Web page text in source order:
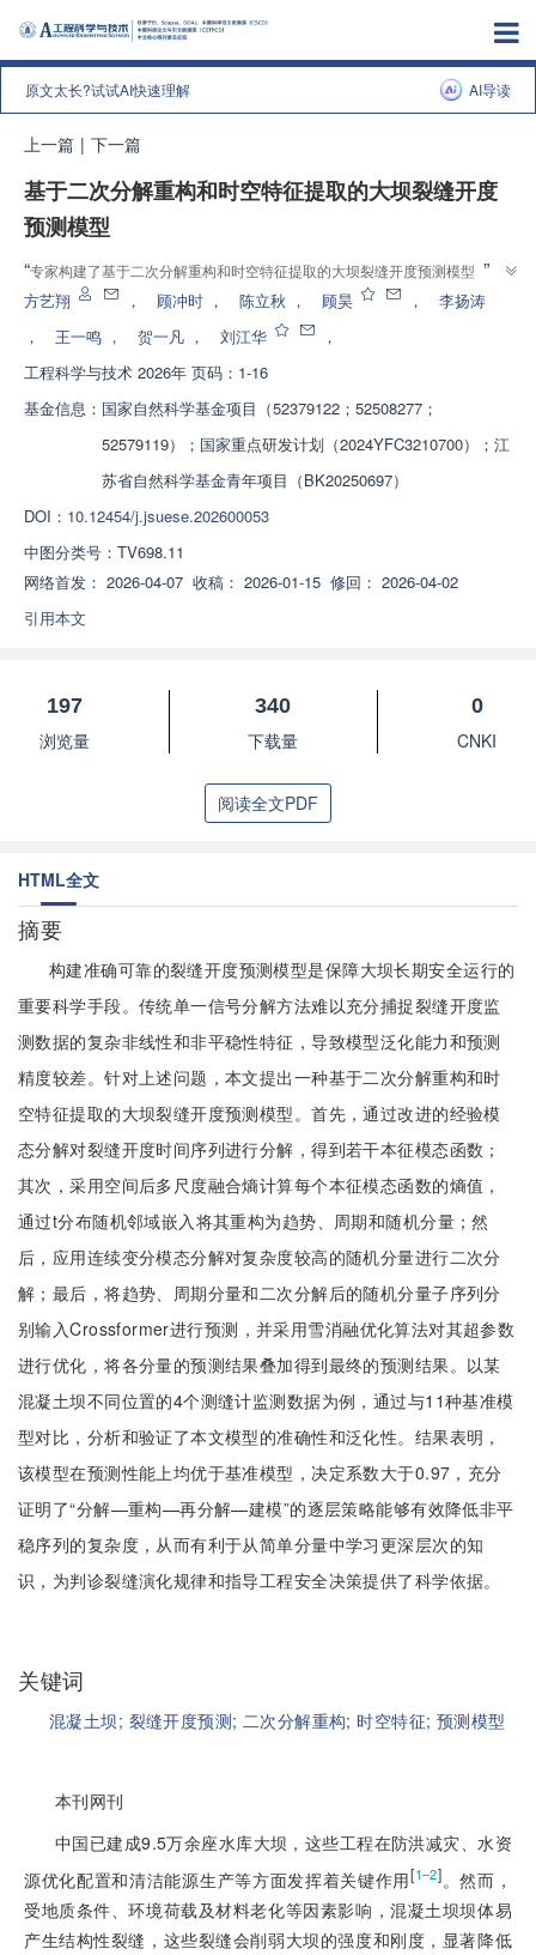
原文太长?试试AI快速理解 AI导读
上一篇 | 下一篇
基于二次分解重构和时空特征提取的大坝裂缝开度
预测模型
“专家构建了基于二次分解重构和时空特征提取的大坝裂缝开度预测模型，为
保障大坝长期安全运行提供科学依据。”
”
方艺翔 ， 顾冲时 ， 陈立秋 ， 顾昊 ，
李扬涛
，
王一鸣 ， 贺一凡 ， 刘江华
，
工程科学与技术 2026年 页码：1-16
基金信息： 国家自然科学基金项目（52379122；52508277；
52579119）；国家重点研发计划（2024YFC3210700）；江
苏省自然科学基金青年项目（BK20250697）
DOI： 10.12454/j.jsuese.202600053
中图分类号： TV698.11
网络首发： 2026-04-07 收稿： 2026-01-15 修回： 2026-04-02
引用本文
197
浏览量
340
下载量
0
CNKI
阅读全文PDF
HTML全文
摘要
构建准确可靠的裂缝开度预测模型是保障大坝长期安全运行的
重要科学手段。传统单一信号分解方法难以充分捕捉裂缝开度监
测数据的复杂非线性和非平稳性特征，导致模型泛化能力和预测
精度较差。针对上述问题，本文提出一种基于二次分解重构和时
空特征提取的大坝裂缝开度预测模型。首先，通过改进的经验模
态分解对裂缝开度时间序列进行分解，得到若干本征模态函数；
其次，采用空间后多尺度融合熵计算每个本征模态函数的熵值，
通过t分布随机邻域嵌入将其重构为趋势、周期和随机分量；然
后，应用连续变分模态分解对复杂度较高的随机分量进行二次分
解；最后，将趋势、周期分量和二次分解后的随机分量子序列分
别输入Crossformer进行预测，并采用雪消融优化算法对其超参数
进行优化，将各分量的预测结果叠加得到最终的预测结果。以某
混凝土坝不同位置的4个测缝计监测数据为例，通过与11种基准模
型对比，分析和验证了本文模型的准确性和泛化性。结果表明，
该模型在预测性能上均优于基准模型，决定系数大于0.97，充分
证明了“分解—重构—再分解—建模”的逐层策略能够有效降低非平
稳序列的复杂度，从而有利于从简单分量中学习更深层次的知
识，为判诊裂缝演化规律和指导工程安全决策提供了科学依据。
关键词
混凝土坝; 裂缝开度预测; 二次分解重构; 时空特征; 预测模型
本刊网刊
中国已建成9.5万余座水库大坝，这些工程在防洪减灾、水资
源优化配置和清洁能源生产等方面发挥着关键作用[1‒2]。然而，
受地质条件、环境荷载及材料老化等因素影响，混凝土坝坝体易
产生结构性裂缝，这些裂缝会削弱大坝的强度和刚度，显著降低